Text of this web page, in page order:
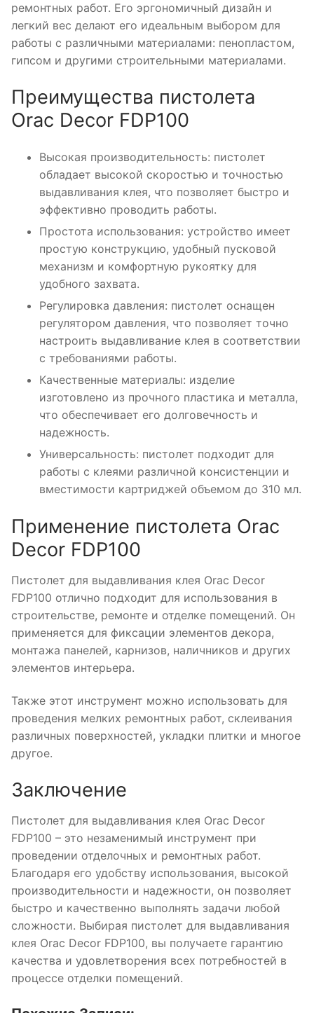
ремонтных работ. Его эргономичный дизайн и
легкий вес делают его идеальным выбором для
работы с различными материалами: пенопластом,
гипсом и другими строительными материалами.
Преимущества пистолета
Orac Decor FDP100
Высокая производительность: пистолет
обладает высокой скоростью и точностью
выдавливания клея, что позволяет быстро и
эффективно проводить работы.
Простота использования: устройство имеет
простую конструкцию, удобный пусковой
механизм и комфортную рукоятку для
удобного захвата.
Регулировка давления: пистолет оснащен
регулятором давления, что позволяет точно
настроить выдавливание клея в соответствии
с требованиями работы.
Качественные материалы: изделие
изготовлено из прочного пластика и металла,
что обеспечивает его долговечность и
надежность.
Универсальность: пистолет подходит для
работы с клеями различной консистенции и
вместимости картриджей объемом до 310 мл.
Применение пистолета Orac
Decor FDP100
Пистолет для выдавливания клея Orac Decor
FDP100 отлично подходит для использования в
строительстве, ремонте и отделке помещений. Он
применяется для фиксации элементов декора,
монтажа панелей, карнизов, наличников и других
элементов интерьера.
Также этот инструмент можно использовать для
проведения мелких ремонтных работ, склеивания
различных поверхностей, укладки плитки и многое
другое.
Заключение
Пистолет для выдавливания клея Orac Decor
FDP100 – это незаменимый инструмент при
проведении отделочных и ремонтных работ.
Благодаря его удобству использования, высокой
производительности и надежности, он позволяет
быстро и качественно выполнять задачи любой
сложности. Выбирая пистолет для выдавливания
клея Orac Decor FDP100, вы получаете гарантию
качества и удовлетворения всех потребностей в
процессе отделки помещений.